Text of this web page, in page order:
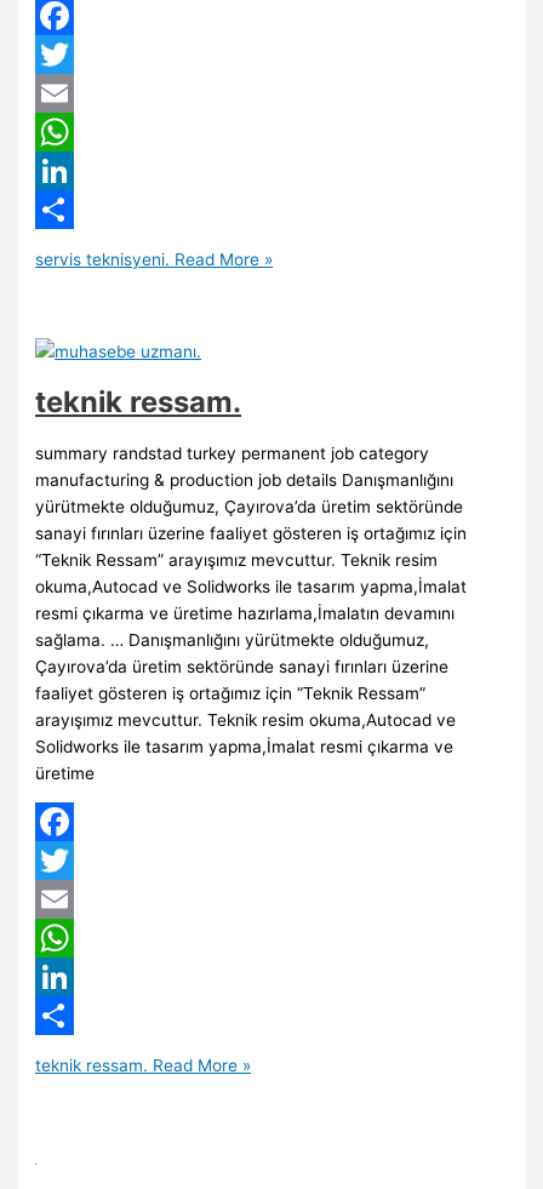
Facebook
Twitter
Email
WhatsApp
LinkedIn
Share
servis teknisyeni. Read More »
teknik ressam.
summary randstad turkey permanent job category
manufacturing & production job details Danışmanlığını
yürütmekte olduğumuz, Çayırova’da üretim sektöründe
sanayi fırınları üzerine faaliyet gösteren iş ortağımız için
“Teknik Ressam” arayışımız mevcuttur. Teknik resim
okuma,Autocad ve Solidworks ile tasarım yapma,İmalat
resmi çıkarma ve üretime hazırlama,İmalatın devamını
sağlama. … Danışmanlığını yürütmekte olduğumuz,
Çayırova’da üretim sektöründe sanayi fırınları üzerine
faaliyet gösteren iş ortağımız için “Teknik Ressam”
arayışımız mevcuttur. Teknik resim okuma,Autocad ve
Solidworks ile tasarım yapma,İmalat resmi çıkarma ve
üretime
Facebook
Twitter
Email
WhatsApp
LinkedIn
Share
teknik ressam. Read More »